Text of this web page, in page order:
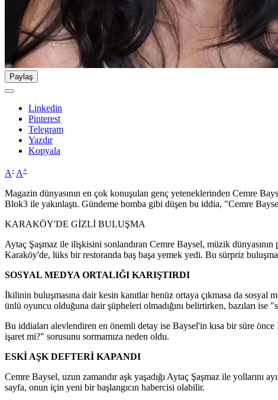
Paylaş
Linkedin
Pinterest
Telegram
Yazdır
Kopyala
A- A+
Magazin dünyasının en çok konuşulan genç yeteneklerinden Cemre
Blok3 ile yakınlaştı. Gündeme bomba gibi düşen bu iddia, "Cemre
KARAKÖY'DE GİZLİ BULUŞMA
Aytaç Şaşmaz ile ilişkisini sonlandıran Cemre Baysel, müzik dünyasının
Karaköy'de, lüks bir restoranda baş başa yemek yedi. Bu sürpriz
SOSYAL MEDYA ORTALIĞI KARIŞTIRDI
İkilinin buluşmasına dair kesin kanıtlar henüz ortaya çıkmasa da sosyal
ünlü oyuncu olduğuna dair şüpheleri olmadığını belirtirken, bazıları
Bu iddiaları alevlendiren en önemli detay ise Baysel'in kısa bir süre
işaret mi?" sorusunu sormamıza neden oldu.
ESKİ AŞK DEFTERİ KAPANDI
Cemre Baysel, uzun zamandır aşk yaşadığı Aytaç Şaşmaz ile yollarını
sayfa, onun için yeni bir başlangıcın habercisi olabilir.